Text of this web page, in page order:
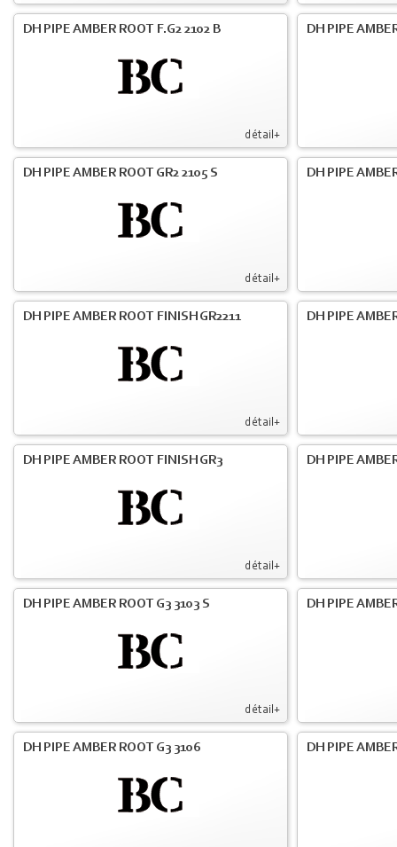
détail+
DH PIPE AMBER ROOT F.G2 2102 B DH PIPE
détail+
DH PIPE AMBER ROOT GR2 2105 S DH PIPE
détail+
DH PIPE AMBER ROOT FINISH GR2211 DH PIPE
détail+
DH PIPE AMBER ROOT FINISH GR3 DH PIPE
détail+
DH PIPE AMBER ROOT G3 3103 S DH PIPE
DH PIPE AMBER ROOT G3 3106 DH PIPE